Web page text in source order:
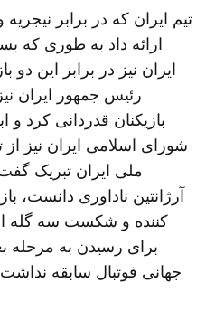
تیم ایران که در برابر
ارائه داد به طوری که
ایران نیز در برابر این دو
رئیس جمهور ایران
بازیکنان قدردانی کرد
شورای اسلامی ایران نیز
ملی ایران تبریک
آرژانتین ناداوری دانست،
کننده و شکست سه گله
برای رسیدن به مرحله
جهانی فوتبال سابقه